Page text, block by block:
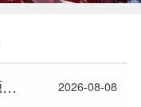
2026年江西省普通高中学习资源包建设专项课题拟立项名单 2026-08-08